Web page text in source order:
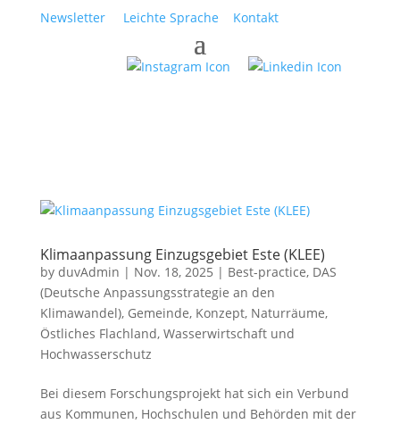
Newsletter Leichte Sprache Kontakt
Klimaanpassung Einzugsgebiet Este (KLEE)
by duvAdmin | Nov. 18, 2025 | Best-practice, DAS
(Deutsche Anpassungsstrategie an den
Klimawandel), Gemeinde, Konzept, Naturräume,
Östliches Flachland, Wasserwirtschaft und
Hochwasserschutz
Bei diesem Forschungsprojekt hat sich ein Verbund
aus Kommunen, Hochschulen und Behörden mit der